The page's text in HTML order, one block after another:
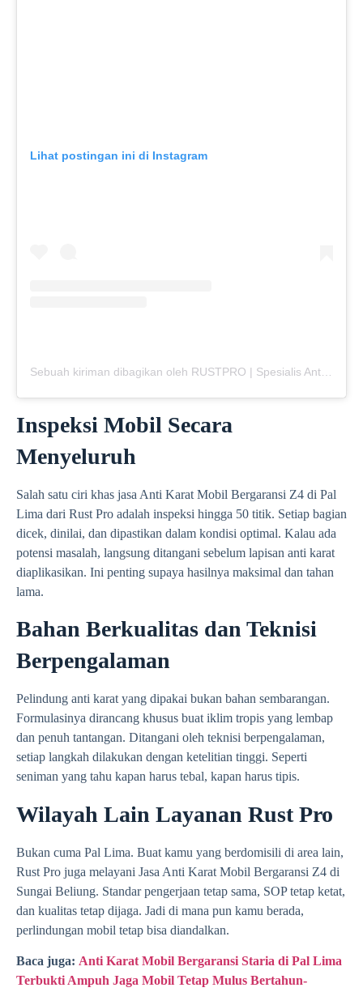
Lihat postingan ini di Instagram
Inspeksi Mobil Secara
Menyeluruh
Salah satu ciri khas jasa Anti Karat Mobil Bergaransi Z4 di Pal
Lima dari Rust Pro adalah inspeksi hingga 50 titik. Setiap bagian
dicek, dinilai, dan dipastikan dalam kondisi optimal. Kalau ada
potensi masalah, langsung ditangani sebelum lapisan anti karat
diaplikasikan. Ini penting supaya hasilnya maksimal dan tahan
lama.
Bahan Berkualitas dan Teknisi
Berpengalaman
Pelindung anti karat yang dipakai bukan bahan sembarangan.
Formulasinya dirancang khusus buat iklim tropis yang lembap
dan penuh tantangan. Ditangani oleh teknisi berpengalaman,
setiap langkah dilakukan dengan ketelitian tinggi. Seperti
seniman yang tahu kapan harus tebal, kapan harus tipis.
Wilayah Lain Layanan Rust Pro
Bukan cuma Pal Lima. Buat kamu yang berdomisili di area lain,
Rust Pro juga melayani Jasa Anti Karat Mobil Bergaransi Z4 di
Sungai Beliung. Standar pengerjaan tetap sama, SOP tetap ketat,
dan kualitas tetap dijaga. Jadi di mana pun kamu berada,
perlindungan mobil tetap bisa diandalkan.
Baca juga: Anti Karat Mobil Bergaransi Staria di Pal Lima
Terbukti Ampuh Jaga Mobil Tetap Mulus Bertahun-